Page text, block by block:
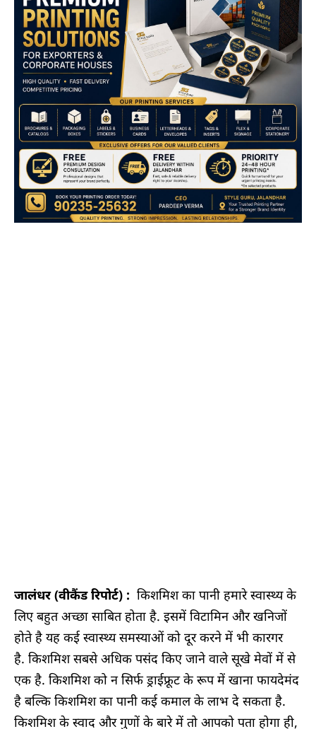
जालंधर (वीकैंड रिपोर्ट) : किशमिश का पानी हमारे स्वास्थ्य के
लिए बहुत अच्छा साबित होता है. इसमें विटामिन और खनिजों
होते है यह कई स्वास्थ्य समस्याओं को दूर करने में भी कारगर
है. किशमिश सबसे अधिक पसंद किए जाने वाले सूखे मेवों में से
एक है. किशमिश को न सिर्फ ड्राईफ्रूट के रूप में खाना फायदेमंद
है बल्कि किशमिश का पानी कई कमाल के लाभ दे सकता है.
किशमिश के स्वाद और गुणों के बारे में तो आपको पता होगा ही,